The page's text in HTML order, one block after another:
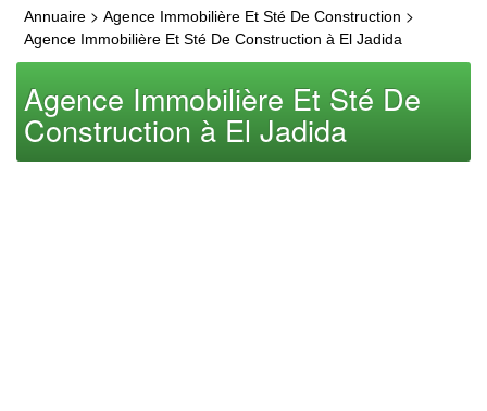
Annuaire > Agence Immobilière Et Sté De Construction >
Agence Immobilière Et Sté De Construction à El Jadida
Agence Immobilière Et Sté De
Construction à El Jadida